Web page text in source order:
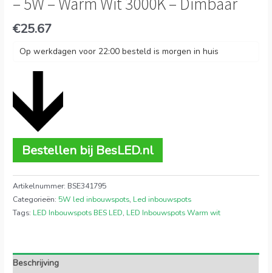
€25.67
Op werkdagen voor 22:00 besteld is morgen in huis
Bestellen bij BesLED.nl
Artikelnummer: BSE341795
Categorieën: 5W led inbouwspots, Led inbouwspots
Tags: LED Inbouwspots BES LED, LED Inbouwspots Warm wit
Beschrijving